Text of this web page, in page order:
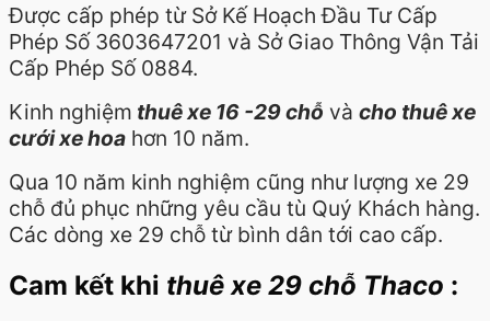
Được cấp phép từ Sở Kế Hoạch Đầu Tư Cấp
Phép Số 3603647201 và Sở Giao Thông Vận Tải
Cấp Phép Số 0884.
Kinh nghiệm thuê xe 16 -29 chỗ và cho thuê xe
cưới xe hoa hơn 10 năm.
Qua 10 năm kinh nghiệm cũng như lượng xe 29
chỗ đủ phục những yêu cầu tù Quý Khách hàng.
Các dòng xe 29 chỗ từ bình dân tới cao cấp.
Cam kết khi thuê xe 29 chỗ Thaco :